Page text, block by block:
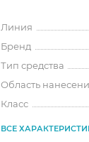
Линия
Бренд
Тип средства
Область
Класс
ВСЕ